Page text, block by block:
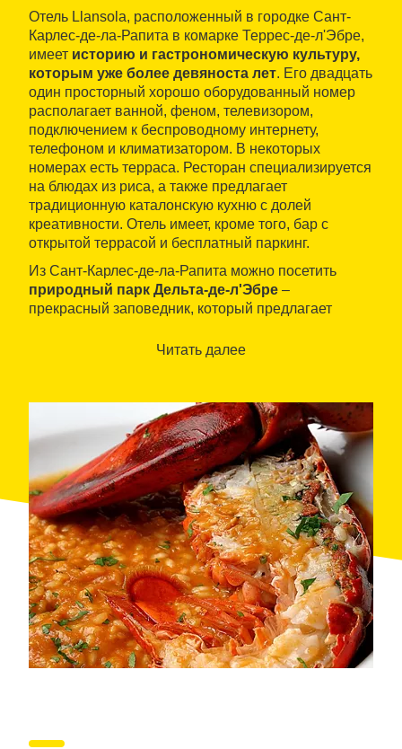
Отель Llansola, расположенный в городке Сант-
Карлес-де-ла-Рапита в комарке Террес-де-л'Эбре,
имеет историю и гастрономическую культуру,
которым уже более девяноста лет. Его двадцать
один просторный хорошо оборудованный номер
располагает ванной, феном, телевизором,
подключением к беспроводному интернету,
телефоном и климатизатором. В некоторых
номерах есть терраса. Ресторан специализируется
на блюдах из риса, а также предлагает
традиционную каталонскую кухню с долей
креативности. Отель имеет, кроме того, бар с
открытой террасой и бесплатный паркинг.
Из Сант-Карлес-де-ла-Рапита можно посетить
природный парк Дельта-де-л'Эбре –
прекрасный заповедник, который предлагает
велосипедного туризма. Отель находится в
Читать далее